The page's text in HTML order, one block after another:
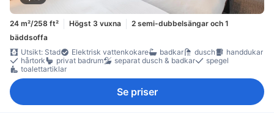
24 m²/258 ft² Högst 3 vuxna
2 semi-dubbelsängar och 1
bäddsoffa
Utsikt: Stad
Elektrisk vattenkokare badkar dusch
handdukar
hårtork
privat badrum separat dusch & badkar
spegel
toalettartiklar
Se priser